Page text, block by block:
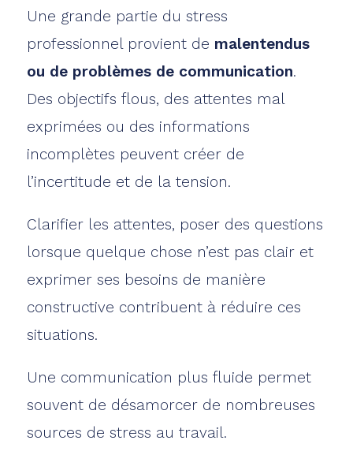
Une grande partie du stress
professionnel provient de malentendus
ou de problèmes de communication.
Des objectifs flous, des attentes mal
exprimées ou des informations
incomplètes peuvent créer de
l’incertitude et de la tension.
Clarifier les attentes, poser des questions
lorsque quelque chose n’est pas clair et
exprimer ses besoins de manière
constructive contribuent à réduire ces
situations.
Une communication plus fluide permet
souvent de désamorcer de nombreuses
sources de stress au travail.